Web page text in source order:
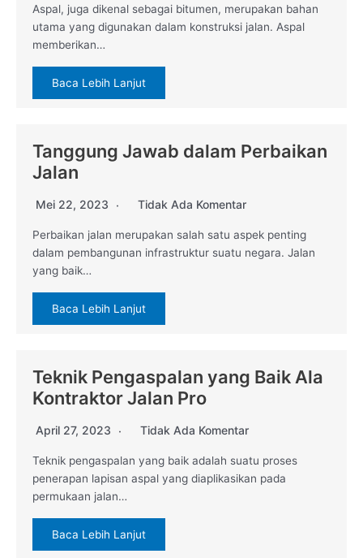
Aspal, juga dikenal sebagai bitumen, merupakan bahan
utama yang digunakan dalam konstruksi jalan. Aspal
memberikan…
Baca Lebih Lanjut
Tanggung Jawab dalam Perbaikan
Jalan
Mei 22, 2023 Tidak Ada Komentar
Perbaikan jalan merupakan salah satu aspek penting
dalam pembangunan infrastruktur suatu negara. Jalan
yang baik…
Baca Lebih Lanjut
Teknik Pengaspalan yang Baik Ala
Kontraktor Jalan Pro
April 27, 2023 Tidak Ada Komentar
Teknik pengaspalan yang baik adalah suatu proses
penerapan lapisan aspal yang diaplikasikan pada
permukaan jalan…
Baca Lebih Lanjut